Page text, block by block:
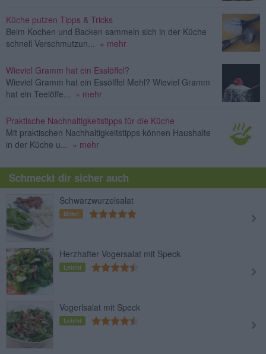
Küche putzen Tipps & Tricks
Beim Kochen und Backen sammeln sich in der Küche
schnell Verschmutzun... » mehr
Wieviel Gramm hat ein Esslöffel?
Wieviel Gramm hat ein Essölffel Mehl? Wieviel Gramm
hat ein Teelöffe... » mehr
Praktische Nachhaltigkeitstipps für die Küche
Mit praktischen Nachhaltigkeitstipps können Haushalte
in der Küche u... » mehr
Schmeckt dir sicher auch
Schwarzwurzelsalat
Mittel
Herzhafter Vogersalat mit Speck
Leicht
Vogerlsalat mit Speck
Leicht